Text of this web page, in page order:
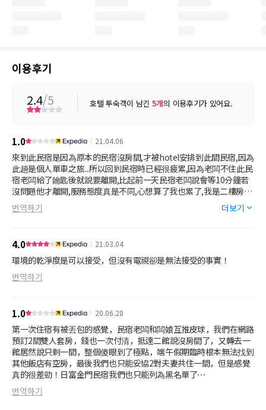
이용후기
2.4/5 호텔 투숙객이 남긴 5개의 이용후기가 있어요.
1.0 21.04.06
來到此民宿是因為原本的民宿沒房間,才被hotel安排到此間民宿,因為
此趟是個人單車之旅...所以回到民宿時已經很疲累,因為老闆不住此民
宿老闆給了鑰匙後就說要離開,比起前一天民宿老闆說會等10分鐘若
沒問題他才離開,服務態度真是不同,心想算了我也累了,我是二樓房間
一進房間後怎麼樓下就傳來小孩大聲嚷嚷的聲音...本想不理會先洗澡,
洗完澡後還持續很大聲了,大約30分鐘後(大約5點)我出房門探頭看,那
躺在床上休息跟朋友講電話到6點,後來也沒外出用晚餐..就這樣到7點
多但樓下講話聲音一直都很大聲,還加入了大人的聲音,我一直以為是
別間的住戶,心想時間還早如果去制止人家好像不太好又持續到了8
點,我真的累到想睡但樓下講話聲量都沒小過,我實在忍無可忍開了房
廁所雖然是乾濕分離,但水龍頭及給皂劑上面都有黃色汙垢,拉門也都
有黃垢,這是我住過最不乾淨的民宿
另外房間內只有兩個插頭,一個插頭插冰箱只有一個空插頭,根本不夠
手機充電還得拿到廁所才能充電
總之這是我住過最糟的民宿了
번역하기 더보기
4.0 21.03.04
環境的乾淨度是可以接受，但沒有電視卻是無法接受的事實！
번역하기
1.0 20.06.28
第一次住宿有被丟包的感覺，民宿老闆和闆娘互推皮球，我們在網路
預訂2間雙人套房，錢也一次付清，抵達二館說沒房間了，又轉去一
館居然說只剩一間，整個傻眼到了極點，端午假期臨時根本無法找到
其他飯店有空房，最後我們也只能妥協2對夫妻共住一間，但是感覺
真的很差勁！日富金門民宿我們也只能列為黑名單了⋯
번역하기